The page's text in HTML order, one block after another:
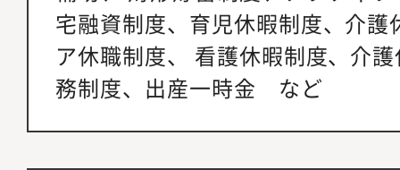
宅融資制度、育児休暇制度、介
ア休職制度、 看護休暇制度、介
務制度、出産一時金 など